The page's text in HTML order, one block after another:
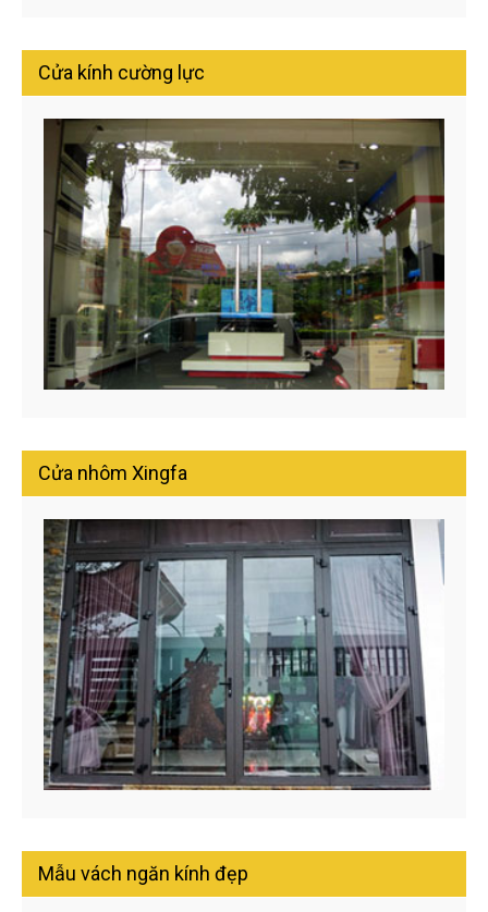
Cửa kính cường lực
Cửa nhôm Xingfa
Mẫu vách ngăn kính đẹp